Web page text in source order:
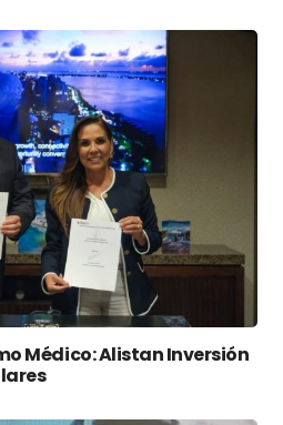
Médico: Alistan Inversión